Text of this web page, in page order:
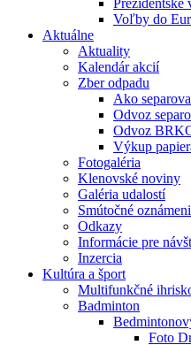
Voľby do
Aktuálne
Aktuality
Kalendár akcií
Zber odpadu
Ako
Odvoz
Odvoz
Výkup
Fotogaléria
Klenovské noviny
Galéria udalostí
Smútočné
Odkazy
Informácie pre
Inzercia
Kultúra a šport
Multifunkčné
Badminton
Foto